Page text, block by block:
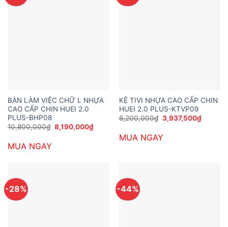
BÀN LÀM VIỆC CHỮ L NHỰA
CAO CẤP CHIN HUEI 2.0
PLUS-BHP08
10,800,000₫ Giá
gốc
8,190,000₫Giá
hiện
MUA NGAY
KỆ TIVI NHỰA CAO CẤP CHIN
HUEI 2.0 PLUS-KTVP09
6,200,000₫ Giá
gốc
6,200,000₫.
3,937,500₫Giá
hiện
MUA NGAY
-28% -44%